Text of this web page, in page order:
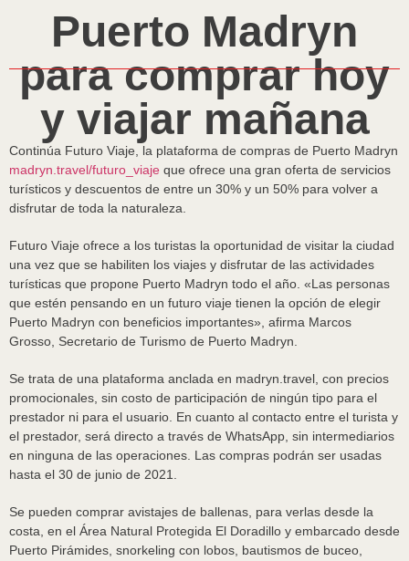
Puerto Madryn
para comprar hoy
y viajar mañana
Continúa Futuro Viaje, la plataforma de compras de Puerto Madryn
madryn.travel/futuro_viaje que ofrece una gran oferta de servicios
turísticos y descuentos de entre un 30% y un 50% para volver a
disfrutar de toda la naturaleza.
Futuro Viaje ofrece a los turistas la oportunidad de visitar la ciudad
una vez que se habiliten los viajes y disfrutar de las actividades
turísticas que propone Puerto Madryn todo el año. «Las personas
que estén pensando en un futuro viaje tienen la opción de elegir
Puerto Madryn con beneficios importantes», afirma Marcos
Grosso, Secretario de Turismo de Puerto Madryn.
Se trata de una plataforma anclada en madryn.travel, con precios
promocionales, sin costo de participación de ningún tipo para el
prestador ni para el usuario. En cuanto al contacto entre el turista y
el prestador, será directo a través de WhatsApp, sin intermediarios
en ninguna de las operaciones. Las compras podrán ser usadas
hasta el 30 de junio de 2021.
Se pueden comprar avistajes de ballenas, para verlas desde la
costa, en el Área Natural Protegida El Doradillo y embarcado desde
Puerto Pirámides, snorkeling con lobos, bautismos de buceo,